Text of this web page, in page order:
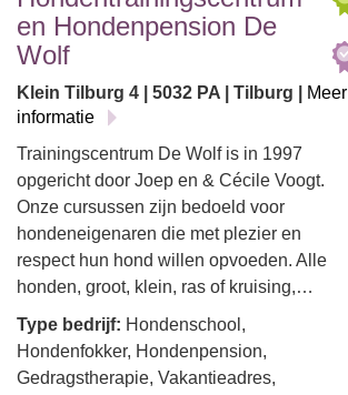
en Hondenpension De
Wolf
Klein Tilburg 4 | 5032 PA | Tilburg |
Meer
informatie
Trainingscentrum De Wolf is in 1997
opgericht door Joep en & Cécile Voogt.
Onze cursussen zijn bedoeld voor
hondeneigenaren die met plezier en
respect hun hond willen opvoeden. Alle
honden, groot, klein, ras of kruising,…
Type bedrijf: Hondenschool,
Hondenfokker, Hondenpension,
Gedragstherapie, Vakantieadres,